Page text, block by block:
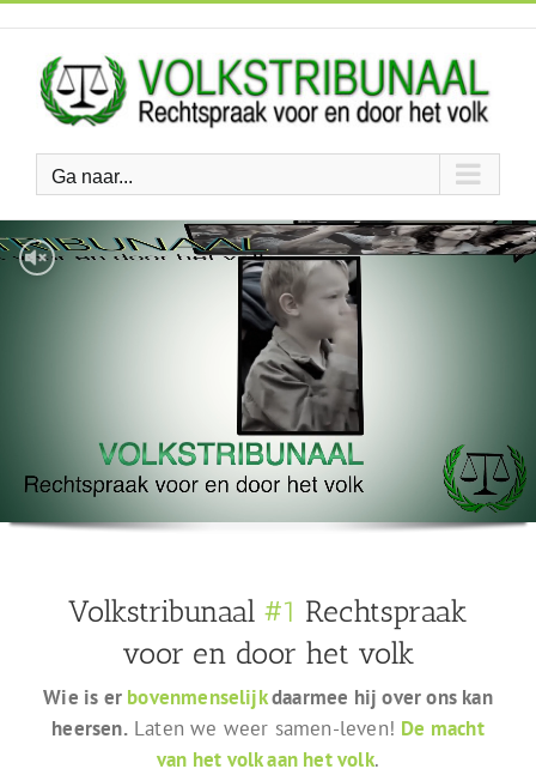
Ga
naar
Ga naar...
Volkstribunaal #1 Rechtspraak
voor en door het volk
Wie is er bovenmenselijkdaarmee hij over ons kan
heersen.Laten we weer samen-leven! De macht
van het volk aan het volk.